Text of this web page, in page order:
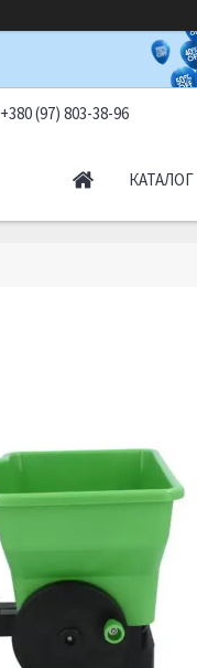
+380 (97) 803-38-96
КАТАЛОГ